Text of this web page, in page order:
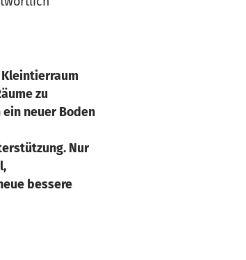
zu
neuer Boden
Nur
bessere